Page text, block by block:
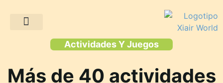
Actividades Y Juegos
Más de 40 actividades